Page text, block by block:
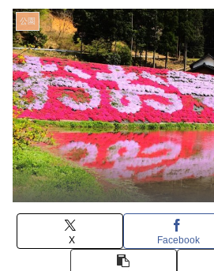
公園
X Facebook